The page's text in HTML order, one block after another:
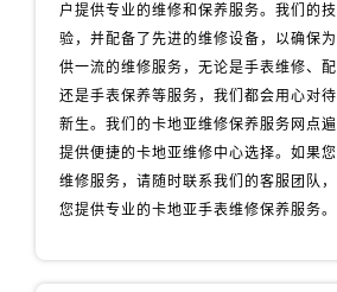
户提供专业的维修和保养服务。我们的
验，并配备了先进的维修设备，以确保
供一流的维修服务，无论是手表维修、
还是手表保养等服务，我们都会用心对
新生。我们的卡地亚维修保养服务网点
提供便捷的卡地亚维修中心选择。如果
维修服务，请随时联系我们的客服团队
您提供专业的卡地亚手表维修保养服务。